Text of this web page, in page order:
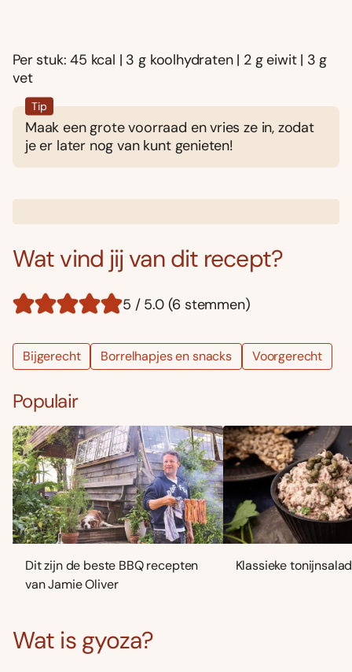
Per stuk: 45 kcal | 3 g koolhydraten | 2 g eiwit | 3 g
vet
Tip
Maak een grote voorraad en vries ze in, zodat
je er later nog van kunt genieten!
Wat vind jij van dit recept?
5 / 5.0 (6 stemmen)
Bijgerecht Borrelhapjes en snacks Voorgerecht
Populair
Dit zijn de beste BBQ recepten
van Jamie Oliver
Klassieke
Wat is gyoza?